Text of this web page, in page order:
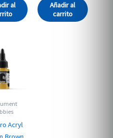
al
Añadir al
carrito
Acryl